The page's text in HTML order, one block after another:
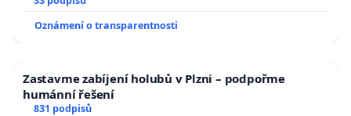
Oznámení o transparentnosti
Zastavme zabíjení holubů v Plzni – podpořme
humánní řešení
831 podpisů